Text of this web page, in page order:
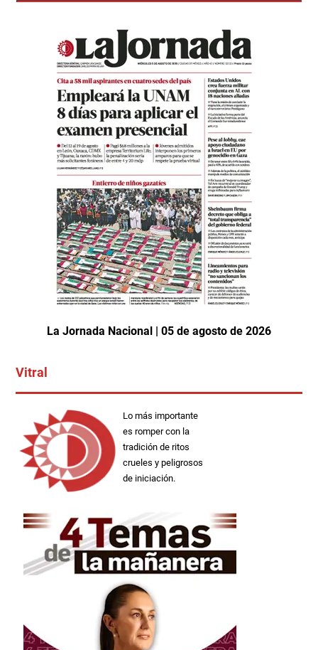
La Jornada Nacional | 05 de agosto de 2026
Vitral
Lo más importante
es romper con la
tradición de ritos
crueles y peligrosos
de iniciación.